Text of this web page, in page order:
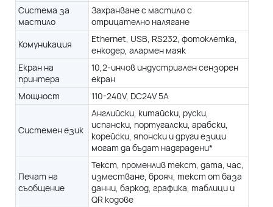
Система за
мастило
Захранване с мастило с
отрицателно налягане
Комуникация
Ethernet, USB, RS232, фотоклетка,
енкодер, алармен маяк
Екран на
принтера
10,2-инчов индустриален сензорен
екран
Мощност
110-240V, DC24V 5A
Системен език
Английски, китайски, руски,
испански, португалски, арабски,
корейски, японски и други езици
могат да бъдат надградени*
Печат на
съобщение
Текст, променлив текст, дата, час,
изместване, брояч, текст от база
данни, баркод, графика, таблици и
QR кодове
както за UV мастило, така и за мастило на
за постоянно нагряване, осигуряваща стабилност
на клиента.
печат.
QR кодове, дата/час, смени, броячи, графики,
приложения
фотоклетка, енкодер, алармен маяк
сензорен екран
110-240V, DC24V 5A
арабски, корейски, японски и други езици могат да
бъдат надградени*
брояч, текст от база данни, баркод, графика, таблици
и QR кодове
Excel, Access, SQL Server
скоба. Опционална прецизна регулируема скоба.